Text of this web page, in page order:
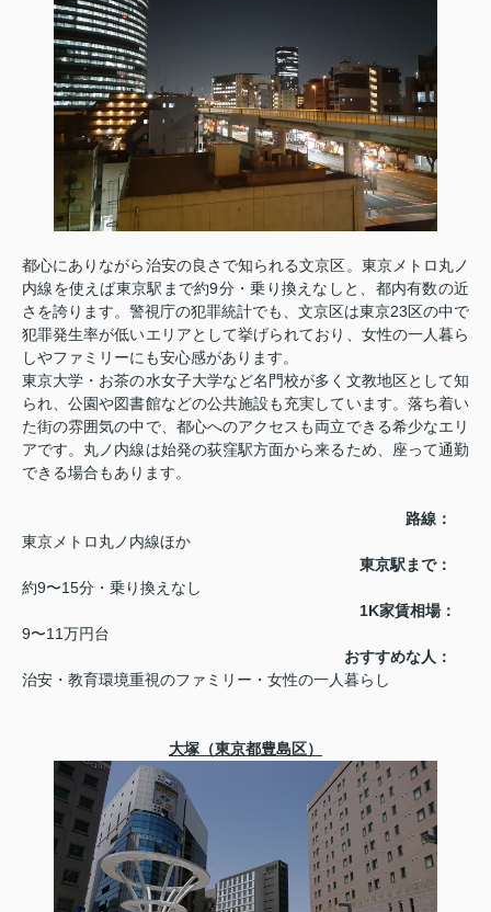
都心にありながら治安の良さで知られる文京区。東京メトロ丸ノ
内線を使えば東京駅まで約9分・乗り換えなしと、都内有数の近
さを誇ります。警視庁の犯罪統計でも、文京区は東京23区の中で
犯罪発生率が低いエリアとして挙げられており、女性の一人暮ら
しやファミリーにも安心感があります。
東京大学・お茶の水女子大学など名門校が多く文教地区として知
られ、公園や図書館などの公共施設も充実しています。落ち着い
た街の雰囲気の中で、都心へのアクセスも両立できる希少なエリ
アです。丸ノ内線は始発の荻窪駅方面から来るため、座って通勤
できる場合もあります。
路線：
東京メトロ丸ノ内線ほか
東京駅まで：
約9〜15分・乗り換えなし
1K家賃相場：
9〜11万円台
おすすめな人：
治安・教育環境重視のファミリー・女性の一人暮らし
大塚（東京都豊島区）